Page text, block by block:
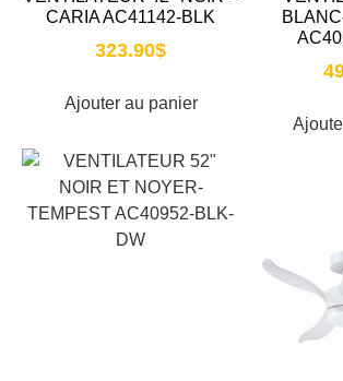
CARIA AC41142-BLK
323.90$
Ajouter au panier